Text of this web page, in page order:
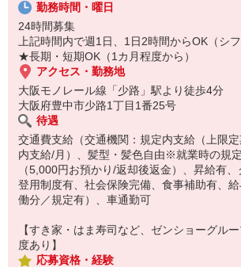
勤務時間・曜日
24時間募集
上記時間内で週1日、1日2時間からOK（シフ
★長期・短期OK（1カ月程度から）
アクセス・勤務地
大阪モノレール線「少路」駅より徒歩4分
大阪府豊中市少路1丁目1番25号
待遇
交通費支給（交通機関：規定内支給（上限
内支給/月）、髪型・髪色自由※就業時の規
（5,000円お預かり/返却後返金）、昇給有
登用制度有、社会保険完備、食事補助有、
働分／規定有）、車通勤可
【すき家・はま寿司など、ゼンショーグル
度あり】
応募資格・経験